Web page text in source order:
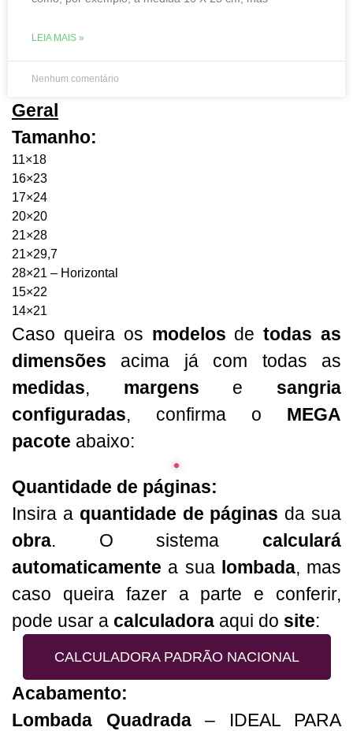
LEIA MAIS »
Nenhum comentário
Geral
Tamanho:
11×18
16×23
17×24
20×20
21×28
21×29,7
28×21 – Horizontal
15×22
14×21
Caso queira os modelos detodas as
dimensões acima já com todas as
medidas, margens e sangria
configuradas, confirma o MEGA
pacote abaixo:
Quantidade de páginas:
Insira a quantidade de páginas da sua
obra. O sistema calculará
automaticamente a sua lombada, mas
caso queira fazer a parte e conferir,
pode usar a calculadora aqui do site:
CALCULADORA PADRÃO NACIONAL
Acabamento:
Lombada Quadrada– IDEAL PARA